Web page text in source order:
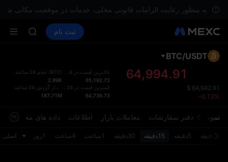
به منظور رعایت الزامات قانونی محلی، خدمات در موقعیت مکانی
اسپات فیوچرز SPCX ثبت نام
افزایش SPCX با وجود پایان لاک‌آپ
AAOI
AAOI
افزایش SPCX با وجود پایان لاک‌آپ
می‌
کنید.
BTC/USDT
64,994.91
$ 64,942.91
-0.13%
65,192.72
64,736.73
حجم 24 ساعته (BTC)
2.89K
USDT )
187.71M
نمودار دفتر سفارشات معاملات بازار اطلاعات داده های معاملاتی
1دقیقه 5دقیقه 15دقیقه 30دقیقه 1ساعت 4ساعت 1روز اصلی